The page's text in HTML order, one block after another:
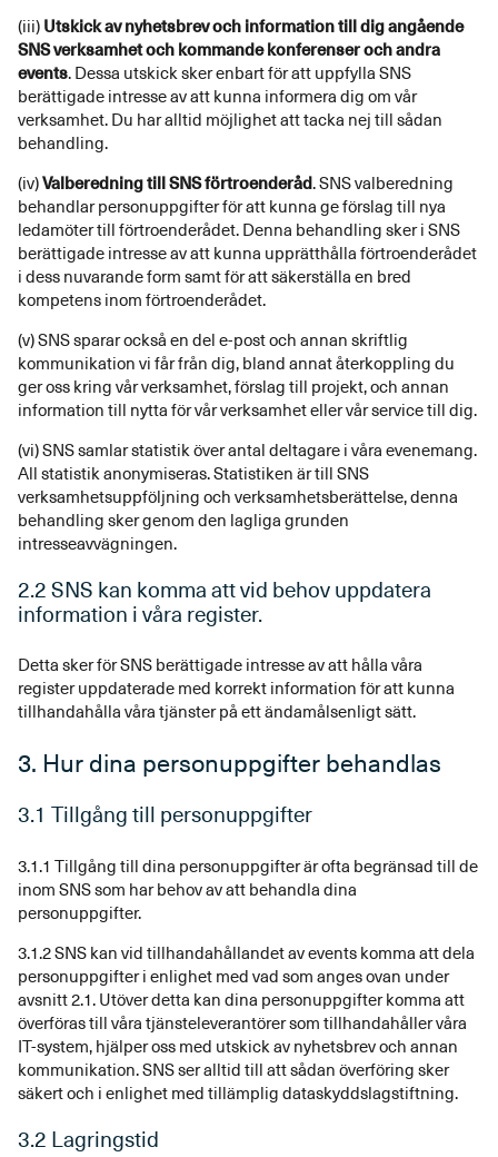
(iii)Utskick av nyhetsbrev och information till dig angående
SNS verksamhet och kommande konferenser och andra
events. Dessa utskick sker enbart för att uppfylla SNS
berättigade intresse av att kunna informera dig om vår
verksamhet. Du har alltid möjlighet att tacka nej till sådan
behandling.
(iv)Valberedning till SNS förtroenderåd. SNS valberedning
behandlar personuppgifter för att kunna ge förslag till nya
ledamöter till förtroenderådet. Denna behandling sker i SNS
berättigade intresse av att kunna upprätthålla förtroenderådet
i dess nuvarande form samt för att säkerställa en bred
kompetens inom förtroenderådet.
(v) SNS sparar också en del e-post och annan skriftlig
kommunikation vi får från dig, bland annat återkoppling du
ger oss kring vår verksamhet, förslag till projekt, och annan
information till nytta för vår verksamhet eller vår service till dig.
(vi) SNS samlar statistik över antal deltagare i våra evenemang.
All statistik anonymiseras. Statistiken är till SNS
verksamhetsuppföljning och verksamhetsberättelse, denna
behandling sker genom den lagliga grunden
intresseavvägningen.
2.2 SNS kan komma att vid behov uppdatera
information i våra register.
Detta sker för SNS berättigade intresse av att hålla våra
register uppdaterade med korrekt information för att kunna
tillhandahålla våra tjänster på ett ändamålsenligt sätt.
3. Hur dina personuppgifter behandlas
3.1 Tillgång till personuppgifter
3.1.1 Tillgång till dina personuppgifter är ofta begränsad till de
inom SNS som har behov av att behandla dina
personuppgifter.
3.1.2 SNS kan vid tillhandahållandet av events komma att dela
personuppgifter i enlighet med vad som anges ovan under
avsnitt 2.1. Utöver detta kan dina personuppgifter komma att
överföras till våra tjänsteleverantörer som tillhandahåller våra
IT-system, hjälper oss med utskick av nyhetsbrev och annan
kommunikation. SNS ser alltid till att sådan överföring sker
säkert och i enlighet med tillämplig dataskyddslagstiftning.
3.2 Lagringstid